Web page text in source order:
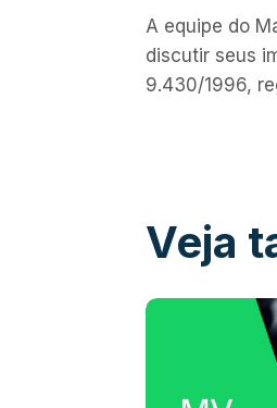
A equipe do
discutir seus
9.430/1996,
Veja